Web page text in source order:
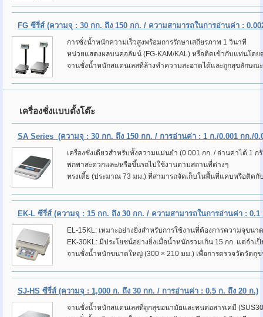
FG ซีรี่ส์(ความจุ : 30 กก. ถึง 150 กก. / ความสามารถในการอ่านค่า :
การชั่งน้ำหนักความเร็วสูงพร้อมการรักษาเสถียรภาพ 1 วินาที
หน่วยแสดงผลบนคอลัมน์ (FG-KAM/KAL) หรือติดเข้ากับแท่นโดย
จานชั่งน้ำหนักสแตนเลสที่ล้างทำความสะอาดได้และถูกสุขลักษณ
เครื่องชั่งแบบตั้งโต๊ะ
SA Series (ความจุ : 30 กก. ถึง 150 กก. / การอ่านค่า : 1 ก./0.001 กก./
เครื่องชั่งเดียวสำหรับทั้งความแม่นยำ (0.001 กก. / อ่านค่าได้ 1
พกพาสะดวกและ/หรือขึ้นรถไปใช้งานตามสถานที่ต่างๆ
ทรงเตี้ย (ประมาณ 73 มม.) ที่สามารถจัดเก็บในพื้นที่แคบหรือติดกั
EK-L ซีรี่ส์(ความจุ : 15 กก. ถึง 30 กก. / ความสามารถในการอ่านค่า : 0.1
EL-15KL: เหมาะอย่างยิ่งสำหรับการใช้งานที่ต้องการความจุขน
EK-30KL: มีประโยชน์อย่างยิ่งเมื่อน้ำหนักรวมเกิน 15 กก. แต่จำ
จานชั่งน้ำหนักขนาดใหญ่ (300 × 210 มม.) เพื่อการตรวจวัดวัต
SJ-HS ซีรี่ส์(ความจุ : 1,000 ก. ถึง 30 กก. / การอ่านค่า : 0.5 ก. ถึง 20 ก.)
จานชั่งน้ำหนักสแตนเลสที่ถูกสุขอนามัยและทนต่อสารเคมี